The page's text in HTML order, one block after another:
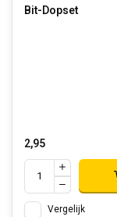
Bit-Dopset
2,95
Vergelijk